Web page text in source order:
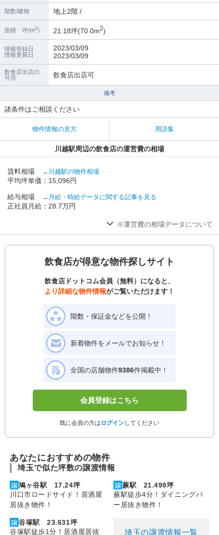
階数/建物 地上2階 /
面積 坪(m2) 21.18坪(70.0m2)
情報登録日
情報更新日
2023/03/09
2023/03/09
飲食店出店の
可否
飲食店出店可
備考
諸条件はご相談ください
物件情報の見方 用語集
川越駅周辺の飲食店の運営費の相場
賃料相場 →川越駅の物件相場
平均坪単価：15,096円
給与相場 →月給・時給データに関する記事を見る
正社員月給：28.7万円
※運営費の相場データについて
飲食店が得意な物件探しサイト
飲食店ドットコム会員（無料）になると、
より詳細な物件情報がご覧いただけます！
階数・保証金などを公開！
新着物件をメールでお知らせ！
全国の店舗物件9386件掲載中！
会員登録はこちら
既に会員の方は ログインしてください
あなたにおすすめの物件
埼玉で似た坪数の譲渡情報
鳩ヶ谷駅 17.24坪
川口市ロードサイド！居酒屋
居抜き物件！
蕨駅 21.499坪
蕨駅徒歩4分！ダイニングバ
ー居抜き物件！
谷塚駅 23.631坪
谷塚駅徒歩1分！居酒屋居抜
埼玉の譲渡情報一覧